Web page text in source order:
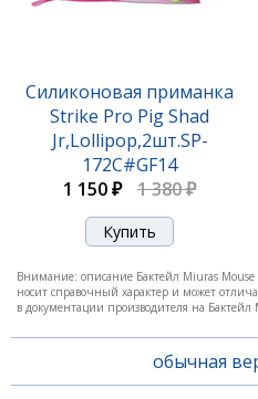
цвет:
Силиконовая приманка
Strike Pro Pig Shad
Jr,Lollipop,2шт.SP-
172C#GF14
1 150 ₽
1 380 ₽
Внимание: описание Бактейл Miuras
носит справочный характер и может
в документации производителя на
обычная